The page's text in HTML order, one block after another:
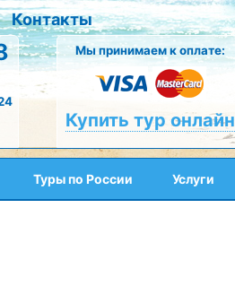
Контакты
Мы принимаем к оплате:
Купить тур онлайн
Туры по России Услуги